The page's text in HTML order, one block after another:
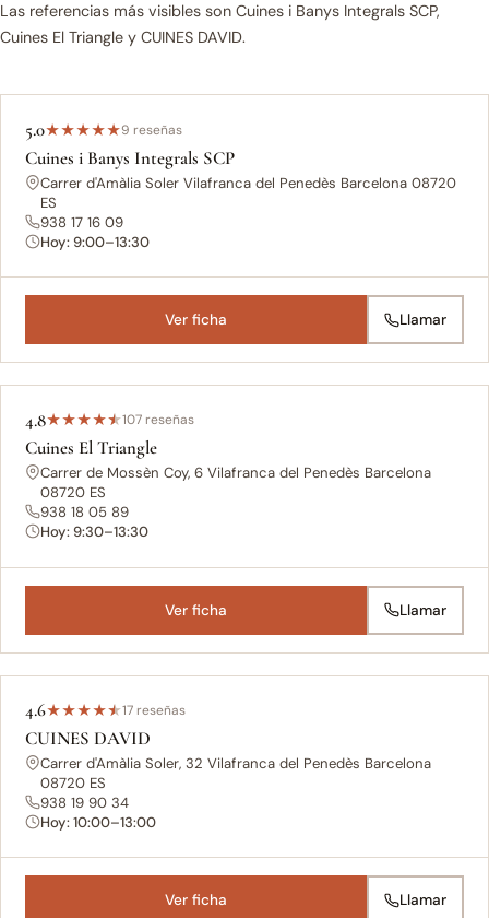
Las referencias más visibles son Cuines i Banys Integrals SCP,
Cuines El Triangle y CUINES DAVID.
5.0★★★★★9 reseñas
Cuines i Banys Integrals SCP
Carrer d'Amàlia Soler Vilafranca del Penedès Barcelona 08720
ES
938 17 16 09
Hoy: 9:00–13:30
Ver ficha Llamar
4.8★★★★★107 reseñas
Cuines El Triangle
Carrer de Mossèn Coy, 6 Vilafranca del Penedès Barcelona
08720 ES
938 18 05 89
Hoy: 9:30–13:30
Ver ficha Llamar
4.6★★★★★17 reseñas
CUINES DAVID
Carrer d'Amàlia Soler, 32 Vilafranca del Penedès Barcelona
08720 ES
938 19 90 34
Hoy: 10:00–13:00
Ver ficha Llamar